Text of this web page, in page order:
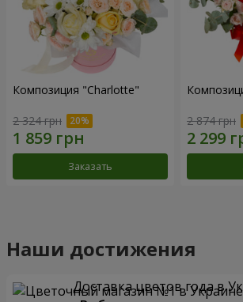
Композиция "Charlotte"
2 324 грн
Заказать
2 874 грн
Наши достижения
Доставка цветов года в